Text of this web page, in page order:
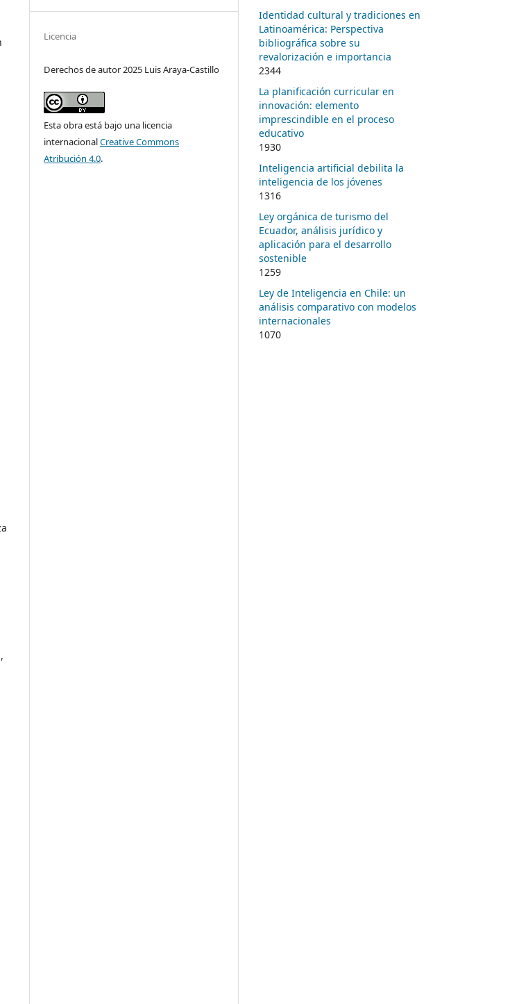
Licencia
Derechos de autor 2025 Luis Araya-Castillo
Esta obra está bajo una licencia
internacionalCreative Commons
Atribución 4.0.
Identidad cultural y tradiciones en
Latinoamérica: Perspectiva
bibliográfica sobre su
revalorización e importancia
2344
La planificación curricular en
innovación: elemento
imprescindible en el proceso
educativo
1930
Inteligencia artificial debilita la
inteligencia de los jóvenes
1316
Ley orgánica de turismo del
Ecuador, análisis jurídico y
aplicación para el desarrollo
sostenible
1259
Ley de Inteligencia en Chile: un
análisis comparativo con modelos
internacionales
1070